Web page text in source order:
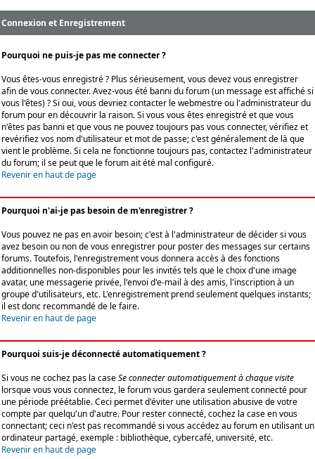
Connexion et Enregistrement
Pourquoi ne puis-je pas me connecter ?
Vous êtes-vous enregistré ? Plus sérieusement, vous devez vous enregistrer
afin de vous connecter. Avez-vous été banni du forum (un message est affiché si
vous l'êtes) ? Si oui, vous devriez contacter le webmestre ou l'administrateur du
forum pour en découvrir la raison. Si vous vous êtes enregistré et que vous
n'êtes pas banni et que vous ne pouvez toujours pas vous connecter, vérifiez et
revérifiez vos nom d'utilisateur et mot de passe; c'est généralement de là que
vient le problème. Si cela ne fonctionne toujours pas, contactez l'administrateur
du forum; il se peut que le forum ait été mal configuré.
Revenir en haut de page
Pourquoi n'ai-je pas besoin de m'enregistrer ?
Vous pouvez ne pas en avoir besoin; c'est à l'administrateur de décider si vous
avez besoin ou non de vous enregistrer pour poster des messages sur certains
forums. Toutefois, l'enregistrement vous donnera accès à des fonctions
additionnelles non-disponibles pour les invités tels que le choix d'une image
avatar, une messagerie privée, l'envoi d'e-mail à des amis, l'inscription à un
groupe d'utilisateurs, etc. L'enregistrement prend seulement quelques instants;
il est donc recommandé de le faire.
Revenir en haut de page
Pourquoi suis-je déconnecté automatiquement ?
Si vous ne cochez pas la caseSe connecter automatiquement à chaque visite
lorsque vous vous connectez, le forum vous gardera seulement connecté pour
une période préétablie. Ceci permet d'éviter une utilisation abusive de votre
compte par quelqu'un d'autre. Pour rester connecté, cochez la case en vous
connectant; ceci n'est pas recommandé si vous accédez au forum en utilisant un
ordinateur partagé, exemple : bibliothèque, cybercafé, université, etc.
Revenir en haut de page